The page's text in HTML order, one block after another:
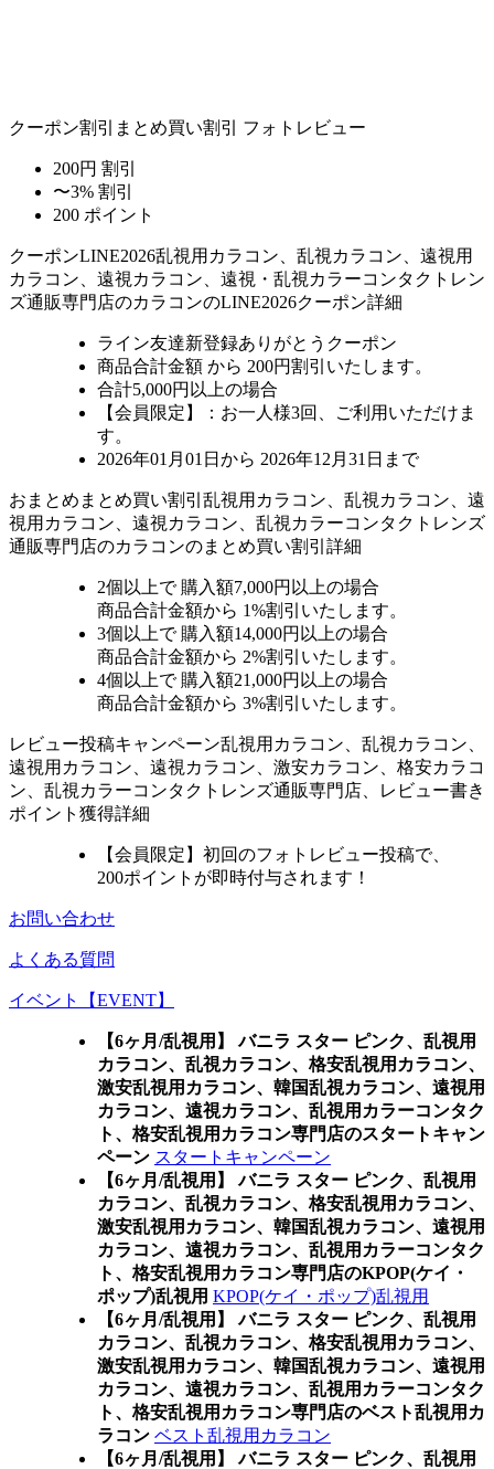
クーポン割引 まとめ買い割引 フォトレビュー
200円 割引
〜3% 割引
200 ポイント
クーポンLINE2026乱視用カラコン、乱視カラコン、遠視用
カラコン、遠視カラコン、遠視・乱視カラーコンタクトレン
ズ通販専門店のカラコンのLINE2026クーポン詳細
ライン友達新登録ありがとうクーポン
商品合計金額 から 200円割引 いたします。
合計5,000円以上の場合
【会員限定】：お一人様3回
、ご利用いただけま
す。
2026年01月01日から 2026年12月31日まで
おまとめ まとめ買い割引 乱視用カラコン、乱視カラコン、遠
視用カラコン、遠視カラコン、乱視カラーコンタクトレンズ
通販専門店のカラコンのまとめ買い割引詳細
2個 以上で 購入額7,000円以上の場合
商品合計金額から 1%割引いたします。
3個 以上で 購入額14,000円以上の場合
商品合計金額から 2%割引いたします。
4個 以上で 購入額21,000円以上の場合
商品合計金額から 3%割引いたします。
レビュー投稿キャンペーン乱視用カラコン、乱視カラコン、
遠視用カラコン、遠視カラコン、激安カラコン、格安カラコ
ン、乱視カラーコンタクトレンズ通販専門店、レビュー書き
ポイント獲得詳細
【会員限定】初回のフォトレビュー投稿で、
200ポイント が即時付与されます！
お問い合わせ
よくある質問
イベント【EVENT】
【6ヶ月/乱視用】 バニラ スター ピンク、乱視用
カラコン、乱視カラコン、格安乱視用カラコン、
激安乱視用カラコン、韓国乱視カラコン、遠視用
カラコン、遠視カラコン、乱視用カラーコンタク
ト、格安乱視用カラコン専門店のスタートキャン
ペーン スタートキャンペーン
【6ヶ月/乱視用】 バニラ スター ピンク、乱視用
カラコン、乱視カラコン、格安乱視用カラコン、
激安乱視用カラコン、韓国乱視カラコン、遠視用
カラコン、遠視カラコン、乱視用カラーコンタク
ト、格安乱視用カラコン専門店のKPOP(ケイ・
ポップ)乱視用 KPOP(ケイ・ポップ)乱視用
【6ヶ月/乱視用】 バニラ スター ピンク、乱視用
カラコン、乱視カラコン、格安乱視用カラコン、
激安乱視用カラコン、韓国乱視カラコン、遠視用
カラコン、遠視カラコン、乱視用カラーコンタク
ト、格安乱視用カラコン専門店のベスト乱視用カ
ラコン ベスト乱視用カラコン
【6ヶ月/乱視用】 バニラ スター ピンク、乱視用